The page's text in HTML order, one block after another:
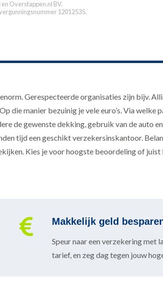
en Overstappen.nl BV.
12012535.
Gerespecteerde organisaties zijn bijv.
die manier bezuinig je vele euro’s. Via welke
de gewenste dekking, gebruik van de auto en
tijd een geschikt verzekersinskantoor.
Kies je voor hoogste beoordeling of juist
Makkelijk geld
Speur naar een verzekering met
tarief, en zeg dag tegen jouw